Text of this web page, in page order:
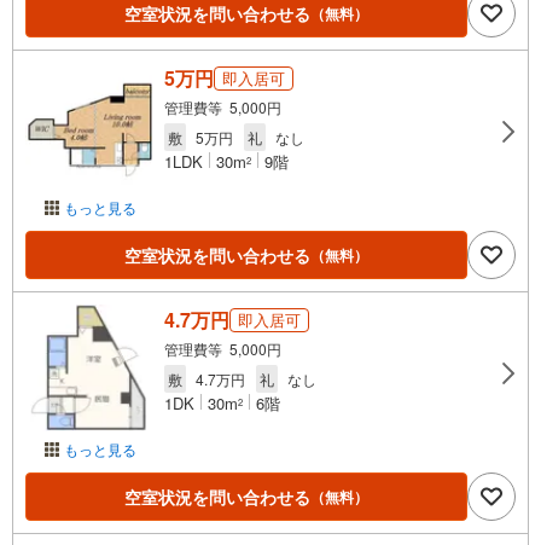
空室状況を問い合わせる （無料）
もっと見る
5万円 即入居可
管理費等 5,000円
敷
5万円 礼 なし
1LDK 30m2 9階
空室状況を問い合わせる （無料）
もっと見る
4.7万円 即入居可
管理費等 5,000円
敷
4.7万円 礼 なし
1DK 30m2 6階
空室状況を問い合わせる （無料）